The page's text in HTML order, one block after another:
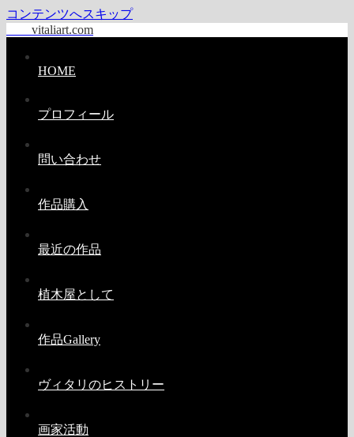
コンテンツへスキップ
vitaliart.com
HOME
プロフィール
問い合わせ
作品購入
最近の作品
植木屋として
作品Gallery
ヴィタリのヒストリー
画家活動